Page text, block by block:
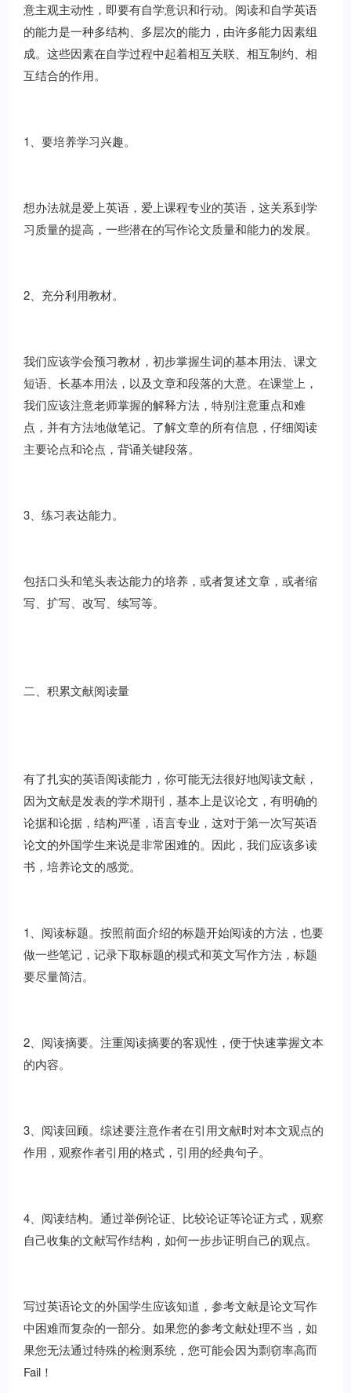
意主观主动性，即要有自学意识和行动。阅读和自学英语
的能力是一种多结构、多层次的能力，由许多能力因素组
成。这些因素在自学过程中起着相互关联、相互制约、相
互结合的作用。
1、要培养学习兴趣。
想办法就是爱上英语，爱上课程专业的英语，这关系到学
习质量的提高，一些潜在的写作论文质量和能力的发展。
2、充分利用教材。
我们应该学会预习教材，初步掌握生词的基本用法、课文
短语、长基本用法，以及文章和段落的大意。在课堂上，
我们应该注意老师掌握的解释方法，特别注意重点和难
点，并有方法地做笔记。了解文章的所有信息，仔细阅读
主要论点和论点，背诵关键段落。
3、练习表达能力。
包括口头和笔头表达能力的培养，或者复述文章，或者缩
写、扩写、改写、续写等。
二、积累文献阅读量
有了扎实的英语阅读能力，你可能无法很好地阅读文献，
因为文献是发表的学术期刊，基本上是议论文，有明确的
论据和论据，结构严谨，语言专业，这对于第一次写英语
论文的外国学生来说是非常困难的。因此，我们应该多读
书，培养论文的感觉。
1、阅读标题。按照前面介绍的标题开始阅读的方法，也要
做一些笔记，记录下取标题的模式和英文写作方法，标题
要尽量简洁。
2、阅读摘要。注重阅读摘要的客观性，便于快速掌握文本
的内容。
3、阅读回顾。综述要注意作者在引用文献时对本文观点的
作用，观察作者引用的格式，引用的经典句子。
4、阅读结构。通过举例论证、比较论证等论证方式，观察
自己收集的文献写作结构，如何一步步证明自己的观点。
写过英语论文的外国学生应该知道，参考文献是论文写作
中困难而复杂的一部分。如果您的参考文献处理不当，如
果您无法通过特殊的检测系统，您可能会因为剽窃率高而
Fail！